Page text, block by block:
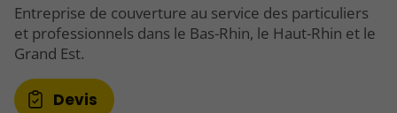
Entreprise de couverture au service des particuliers
et professionnels dans le Bas-Rhin, le Haut-Rhin et le
Grand Est.
Devis